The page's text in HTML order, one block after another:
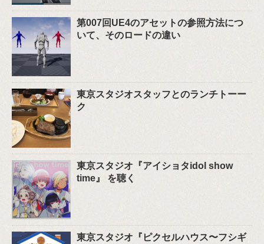
第007回UE4のアセットの参照方法につ
いて、そのロードの違い
東京スタジオスタッフとのランチトーー
ク
東京スタジオ『アイショタidol show
time』 を聴く
東京スタジオ『ピクセルハウス〜フシギ